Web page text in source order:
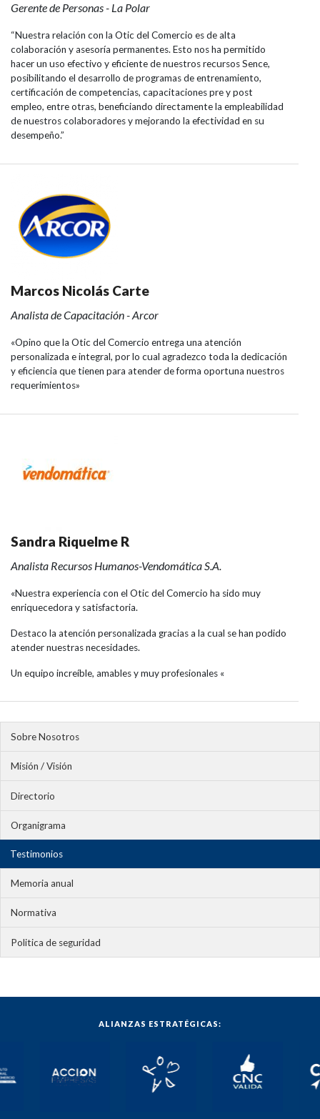
Sobre Nosotros
Misión / Visión
Directorio
Organigrama
Testimonios
Memoria anual
Normativa
Politica de seguridad
Gerente de Personas - La Polar
“Nuestra relación con la Otic del Comercio es de alta
colaboración y asesoría permanentes. Esto nos ha permitido
hacer un uso efectivo y eficiente de nuestros recursos Sence,
posibilitando el desarrollo de programas de entrenamiento,
certificación de competencias, capacitaciones pre y post
empleo, entre otras, beneficiando directamente la empleabilidad
de nuestros colaboradores y mejorando la efectividad en su
desempeño.”
Marcos Nicolás Carte
Analista de Capacitación - Arcor
«Opino que la Otic del Comercio entrega una atención
personalizada e integral, por lo cual agradezco toda la dedicación
y eficiencia que tienen para atender de forma oportuna nuestros
requerimientos»
Sandra Riquelme R
Analista Recursos Humanos-Vendomática S.A.
«Nuestra experiencia con el Otic del Comercio ha sido muy
enriquecedora y satisfactoria.
Destaco la atención personalizada gracias a la cual se han podido
atender nuestras necesidades.
Un equipo increíble, amables y muy profesionales «
ALIANZAS ESTRATÉGICAS: